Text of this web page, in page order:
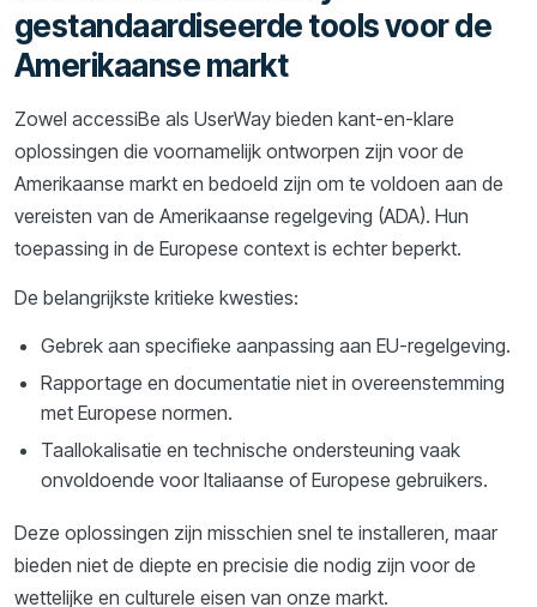
gestandaardiseerde tools voor de
Amerikaanse markt
Zowel accessiBe als UserWay bieden kant-en-klare
oplossingen die voornamelijk ontworpen zijn voor de
Amerikaanse markt en bedoeld zijn om te voldoen aan de
vereisten van de Amerikaanse regelgeving (ADA). Hun
toepassing in de Europese context is echter beperkt.
De belangrijkste kritieke kwesties:
Gebrek aan specifieke aanpassing aan EU-regelgeving.
Rapportage en documentatie niet in overeenstemming
met Europese normen.
Taallokalisatie en technische ondersteuning vaak
onvoldoende voor Italiaanse of Europese gebruikers.
Deze oplossingen zijn misschien snel te installeren, maar
bieden niet de diepte en precisie die nodig zijn voor de
wettelijke en culturele eisen van onze markt.